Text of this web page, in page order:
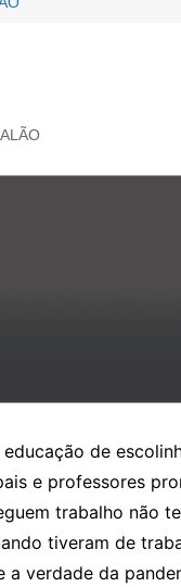
de
e professores
trabalho não
tiveram de
a verdade da